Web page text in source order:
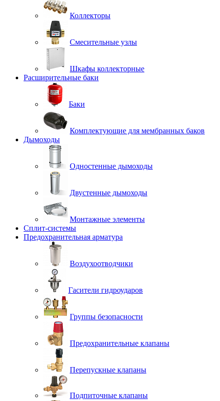
Коллекторы
Смесительные узлы
Шкафы коллекторные
Расширительные баки
Баки
Комплектующие для мембранных баков
Дымоходы
Одностенные дымоходы
Двустенные дымоходы
Монтажные элементы
Сплит-системы
Предохранительная арматура
Воздухоотводчики
Гасители гидроударов
Группы безопасности
Предохранительные клапаны
Перепускные клапаны
Подпиточные клапаны